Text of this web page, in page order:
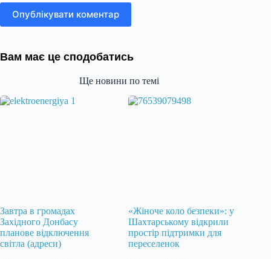
Опублікувати коментар
Вам має це сподобатись
Ще новини по темі
Завтра в громадах
Західного Донбасу
планове відключення
світла (адреси)
«Жіноче коло безпеки»: у
Шахтарському відкрили
простір підтримки для
переселенок